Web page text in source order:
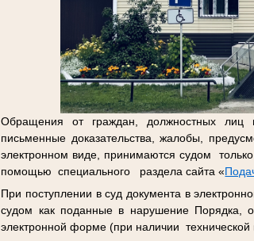
Обращения от граждан, должностных лиц и
письменные доказательства, жалобы,
электронном виде, принимаются судом
помощью специального раздела сайта «
При поступлении в суд документа в
судом как поданные в нарушение Порядка,
электронной форме (при наличии